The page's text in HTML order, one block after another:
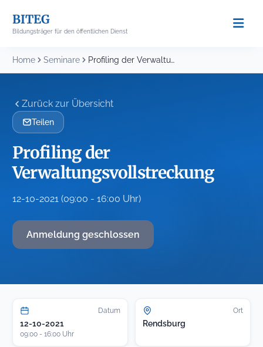
content
BITEG
Bildungsträger für den öffentlichen Dienst
Home Seminare Profiling der Verwaltungsvollstreckung
Zurück zur Übersicht
Teilen
Profiling der
Verwaltungsvollstreckung
12-10-2021 (09:00 - 16:00 Uhr)
Anmeldung geschlossen
Datum
12-10-2021
09:00 - 16:00 Uhr
Ort
Rendsburg